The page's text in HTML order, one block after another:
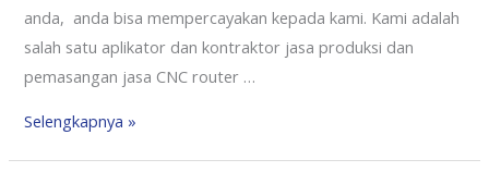
anda, anda bisa mempercayakan kepada kami. Kami adalah
salah satu aplikator dan kontraktor jasa produksi dan
pemasangan jasa CNC router …
Selengkapnya »